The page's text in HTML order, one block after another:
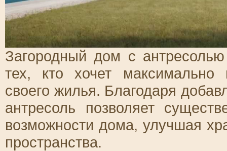
Загородный дом с
тех, кто хочет максимально
своего жилья. Благодаря
антресоль позволяет
возможности дома, улучшая
пространства.